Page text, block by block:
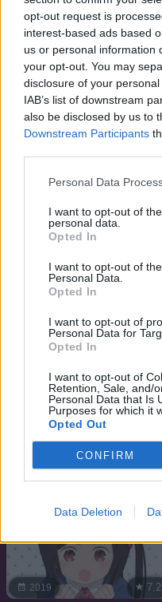
opt-out request is
interest-based ads based
us or personal information
your opt-out. You may
disclosure of your
IAB’s list of downstream
also be disclosed by us to
Downstream Participants
Personal Data
I want to opt-out of
personal data.
Opted In
I want to opt-out of
Personal Data.
Opted In
I want to opt-out of
Personal Data for
Opted In
I want to opt-out of
Retention, Sale, and/
Personal Data that Is
Purposes for which it
Opted Out
CONFIRM
Data Deletion
1992 7.7
Sailor Moon
SOROZAT
Csipet Csapat
2019 7.2